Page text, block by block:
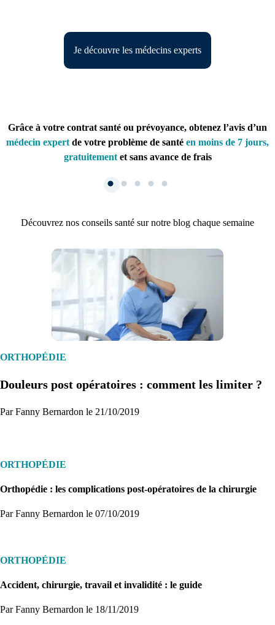
Je découvre les médecins experts
Grâce à votre contrat santé ou prévoyance, obtenez l’avis d’un
médecin expert de votre problème de santé en moins de 7 jours,
gratuitementet sans avance de frais
1. Inscription
Créez un compte et récupérez votre dossier médical en parallèle
Je commence
Découvrez nos conseils santé sur notre blog chaque semaine
ORTHOPÉDIE
Douleurs post opératoires : comment les limiter ?
Par Fanny Bernardon le 21/10/2019
ORTHOPÉDIE
Orthopédie : les complications post-opératoires de la chirurgie
Par Fanny Bernardon le 07/10/2019
ORTHOPÉDIE
Accident, chirurgie, travail et invalidité : le guide
Par Fanny Bernardon le 18/11/2019